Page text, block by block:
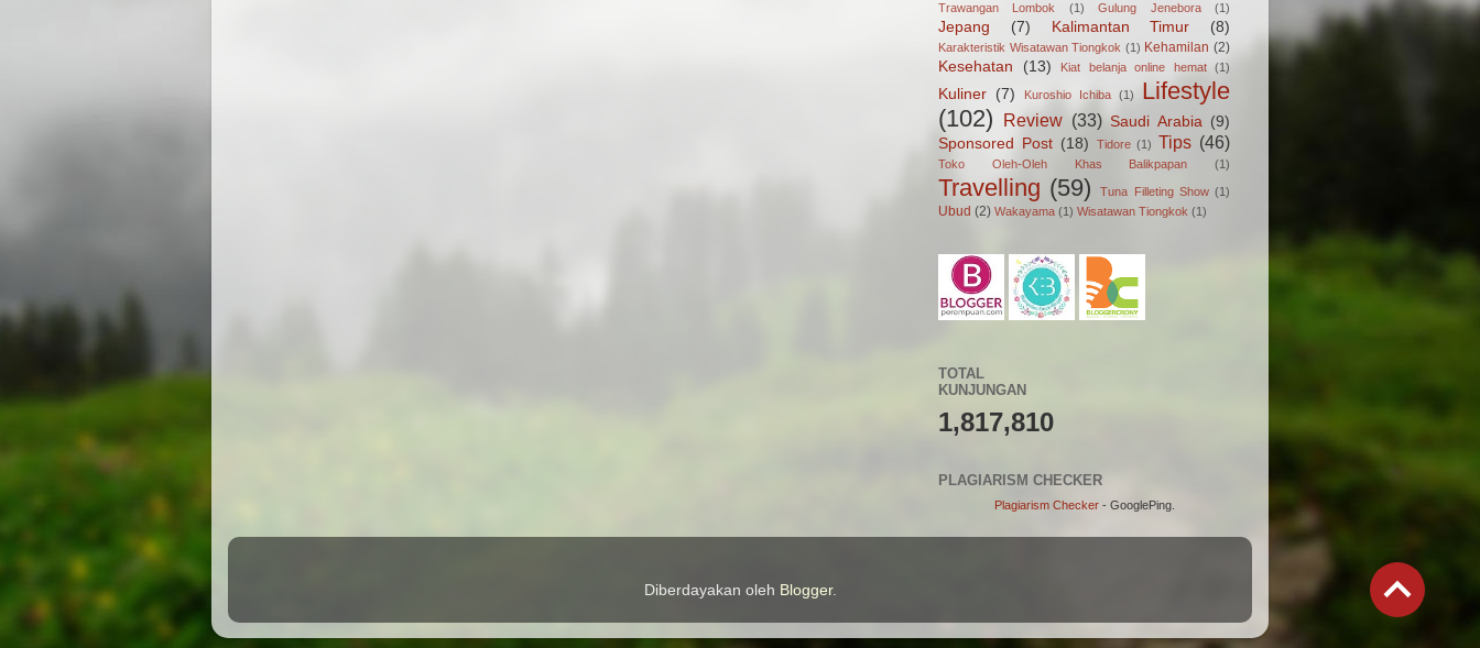
Trawangan Lombok
(1) Gulung Jenebora (1)
Jepang (7) Kalimantan Timur (8)
Karakteristik Wisatawan Tiongkok (1) Kehamilan (2)
Kesehatan (13) Kiat belanja online hemat (1)
Kuliner (7) Kuroshio Ichiba (1)
Lifestyle
(102)
Review (33) Saudi Arabia (9)
Sponsored Post (18) Tidore (1) Tips (46)
Toko Oleh-Oleh Khas Balikpapan (1)
Travelling (59) Tuna Filleting Show (1)
Ubud (2) Wakayama (1) Wisatawan Tiongkok (1)
TOTAL
KUNJUNGAN
1,817,810
PLAGIARISM CHECKER
Plagiarism Checker- GooglePing.
Diberdayakan oleh Blogger.